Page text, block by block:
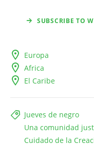
SUBSCRIBE TO
Europa
Africa
El Caribe
Jueves de negro
Una comunidad
Cuidado de la